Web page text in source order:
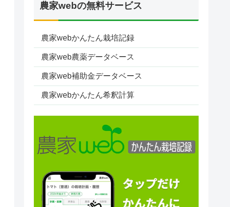
農家webの無料サービス
農家webかんたん栽培記録
農家web農薬データベース
農家web補助金データベース
農家webかんたん希釈計算